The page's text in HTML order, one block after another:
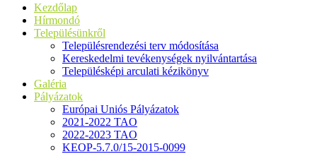
Kezdőlap
Hírmondó
Településünkről
Településrendezési terv módosítása
Kereskedelmi tevékenységek nyilvántartása
Településképi arculati kézikönyv
Galéria
Pályázatok
Európai Uniós Pályázatok
2021-2022 TAO
2022-2023 TAO
KEOP-5.7.0/15-2015-0099